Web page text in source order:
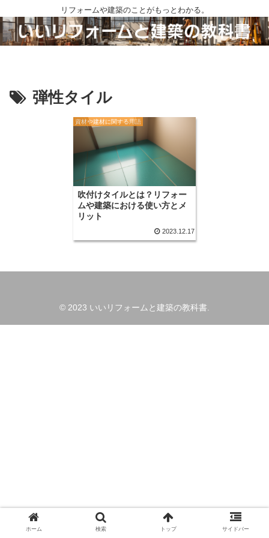
リフォームや建築のことがもっとわかる。
弾性タイル
資材や建材に関する用語
吹付けタイルとは？リフォー
ムや建築における使い方とメ
リット
2023.12.17
© 2023 いいリフォームと建築の教科書.
ホーム 検索 トップ サイドバー